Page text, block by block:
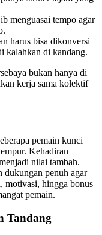
menguasai tempo agar
harus bisa dikonversi
kalahkan di kandang.
bukan hanya di
kerja sama kolektif
pemain kunci
Kehadiran
nilai tambah.
dukungan penuh agar
motivasi, hingga bonus
pemain.
Tandang